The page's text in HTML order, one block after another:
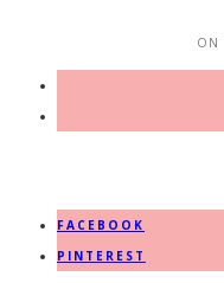
ON
FACEBOOK
PINTEREST